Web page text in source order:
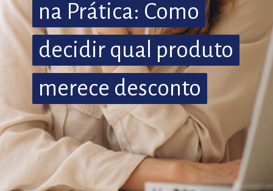
na Prática: Como
decidir qual produto
merece desconto
na Prática: Como
decidir qual produto
merece desconto